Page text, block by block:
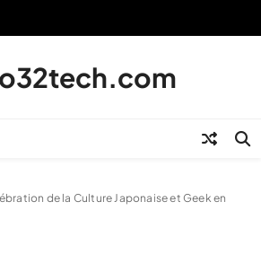
de la Culture Japonaise et Geek en